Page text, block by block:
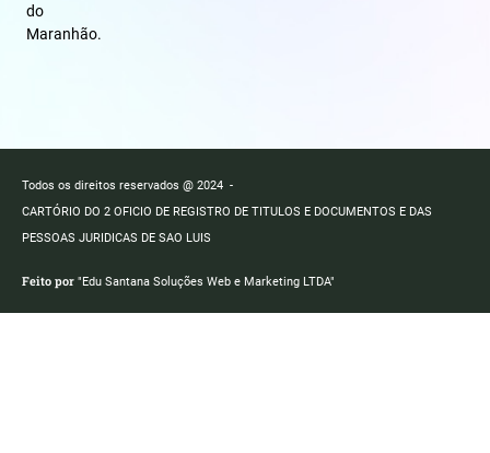
do
Maranhão.
Todos os direitos reservados @ 2024 -
CARTÓRIO DO 2 OFICIO DE REGISTRO DE TITULOS E DOCUMENTOS E DAS
PESSOAS JURIDICAS DE SAO LUIS
Feito por "Edu Santana Soluções Web e Marketing LTDA"